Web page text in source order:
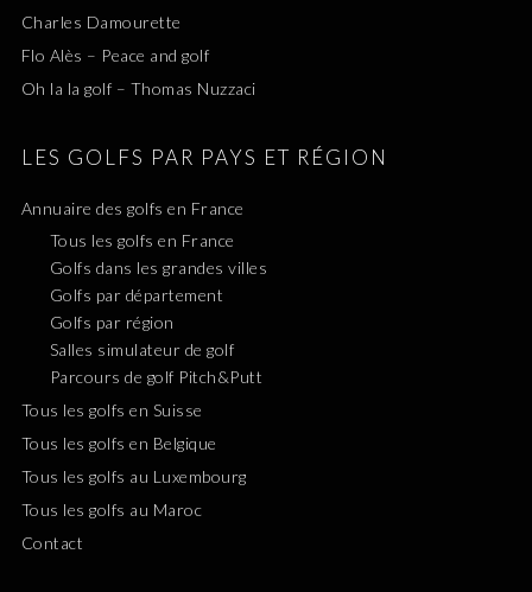
Charles Damourette
Flo Alès – Peace and golf
Oh la la golf – Thomas Nuzzaci
LES GOLFS PAR PAYS ET RÉGION
Annuaire des golfs en France
Tous les golfs en France
Golfs dans les grandes villes
Golfs par département
Golfs par région
Salles simulateur de golf
Parcours de golf Pitch&Putt
Tous les golfs en Suisse
Tous les golfs en Belgique
Tous les golfs au Luxembourg
Tous les golfs au Maroc
Contact